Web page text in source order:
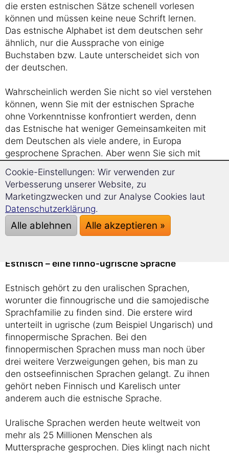
die ersten estnischen Sätze schenell vorlesen
können und müssen keine neue Schrift lernen.
Das estnische Alphabet ist dem deutschen sehr
ähnlich, nur die Aussprache von einige
Buchstaben bzw. Laute unterscheidet sich von
der deutschen.
Wahrscheinlich werden Sie nicht so viel verstehen
können, wenn Sie mit der estnischen Sprache
ohne Vorkenntnisse konfrontiert werden, denn
das Estnische hat weniger Gemeinsamkeiten mit
dem Deutschen als viele andere, in Europa
gesprochene Sprachen. Aber wenn Sie sich mit
Zeitungen lesen, werden Sie bemerken: Das
Estnische hat viele aus dem Deutschen
übernommene Lehnwörter, die Ihnen das Gefühl
geben, Sie verstehen doch etwas und Sie können
sich so bestimmt das Thema des Gesprächs
erschließen.
Estnisch – eine finno-ugrische Sprache
Estnisch gehört zu den uralischen Sprachen,
worunter die finnougrische und die samojedische
Sprachfamilie zu finden sind. Die erstere wird
unterteilt in ugrische (zum Beispiel Ungarisch) und
finnopermische Sprachen. Bei den
finnopermischen Sprachen muss man noch über
drei weitere Verzweigungen gehen, bis man zu
den ostseefinnischen Sprachen gelangt. Zu ihnen
gehört neben Finnisch und Karelisch unter
anderem auch die estnische Sprache.
Uralische Sprachen werden heute weltweit von
mehr als 25 Millionen Menschen als
Muttersprache gesprochen. Dies klingt nach nicht
Cookie-Einstellungen: Wir verwenden zur
Verbesserung unserer Website, zu
Marketingzwecken und zur Analyse Cookies laut
Datenschutzerklärung.
Alle ablehnen Alle akzeptieren »